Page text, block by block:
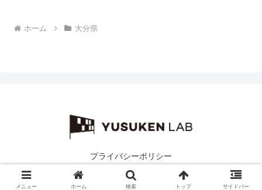
ホーム 大分県
プライバシーポリシー
© 2019-2026 ユスケンラボ.
メニュー ホーム 検索 トップ サイドバー